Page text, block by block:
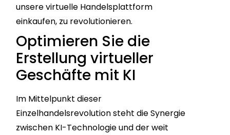
unsere virtuelle Handelsplattform
einkaufen, zu revolutionieren.
Optimieren Sie die
Erstellung virtueller
Geschäfte mit KI
Im Mittelpunkt dieser
Einzelhandelsrevolution steht die Synergie
zwischen KI-Technologie und der weit